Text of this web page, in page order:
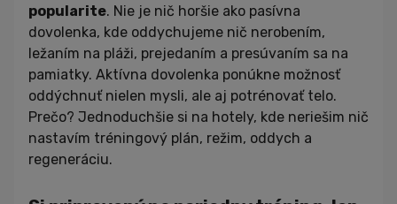
popularite. Nie je nič horšie ako pasívna
dovolenka, kde oddychujeme nič nerobením,
ležaním na pláži, prejedaním a presúvaním sa na
pamiatky. Aktívna dovolenka ponúkne možnosť
oddýchnuť nielen mysli, ale aj potrénovať telo.
Prečo? Jednoduchšie si na hotely, kde neriešim nič
nastavím tréningový plán, režim, oddych a
regeneráciu.